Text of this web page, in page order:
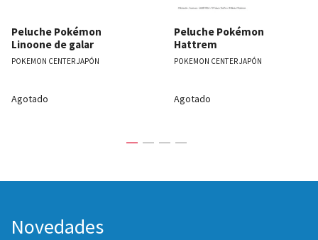
Peluche Pokémon
Linoone de galar
POKEMON CENTER JAPÓN
Agotado
Peluche Pokémon
Hattrem
POKEMON CENTER JAPÓN
Agotado
Novedades